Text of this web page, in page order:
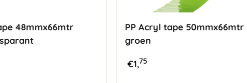
48mmx66mtr
PP Acryl tape 50mmx66mtr
groen
€1,75